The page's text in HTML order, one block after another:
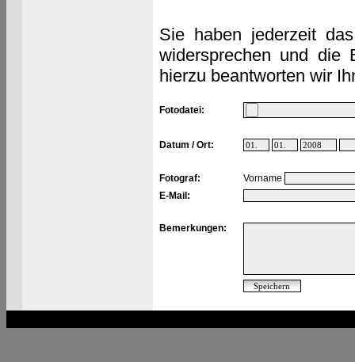
Sie haben jederzeit
widersprechen und die
hierzu beantworten wir
Fotodatei:
Datum / Ort:
Fotograf:
Vorname
E-Mail:
Bemerkungen: